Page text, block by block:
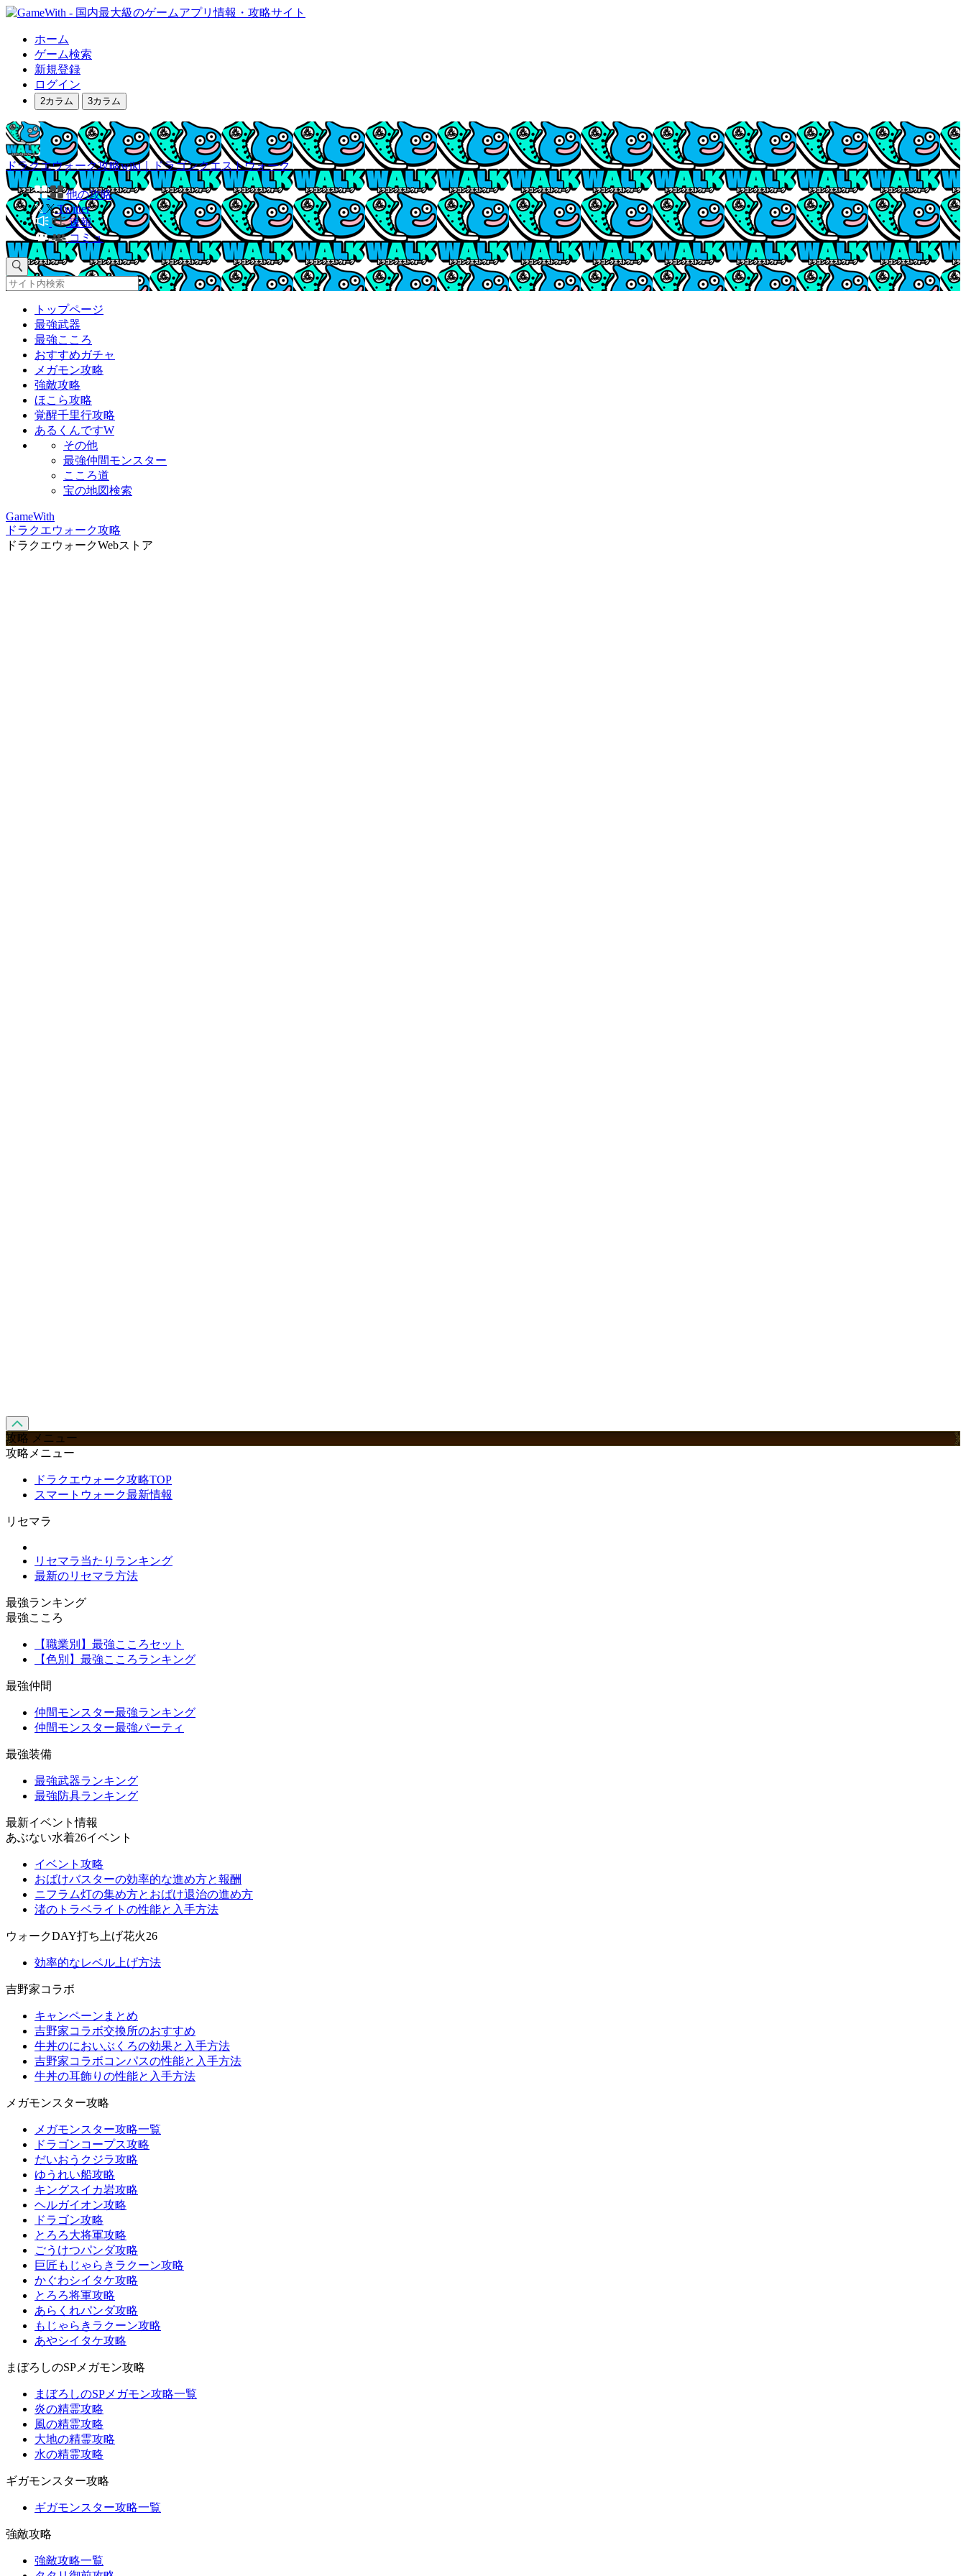
ホーム
ゲーム検索
新規登録
ログイン
2カラム 3カラム
ドラクエウォーク攻略wiki｜ドラゴンクエストウォーク
他の攻略
Twitter
速報
コミュ
トップページ
最強武器
最強こころ
おすすめガチャ
メガモン攻略
強敵攻略
ほこら攻略
覚醒千里行攻略
あるくんですW
その他
最強仲間モンスター
こころ道
宝の地図検索
GameWith
ドラクエウォーク攻略
ドラクエウォークWebストア
攻略 メニュー
攻略メニュー
ドラクエウォーク攻略TOP
スマートウォーク最新情報
リセマラ
リセマラ当たりランキング
最新のリセマラ方法
最強ランキング
最強こころ
【職業別】最強こころセット
【色別】最強こころランキング
最強仲間
仲間モンスター最強ランキング
仲間モンスター最強パーティ
最強装備
最強武器ランキング
最強防具ランキング
最新イベント情報
あぶない水着26イベント
イベント攻略
おばけバスターの効率的な進め方と報酬
ニフラム灯の集め方とおばけ退治の進め方
渚のトラベライトの性能と入手方法
ウォークDAY打ち上げ花火26
効率的なレベル上げ方法
吉野家コラボ
キャンペーンまとめ
吉野家コラボ交換所のおすすめ
牛丼のにおいぶくろの効果と入手方法
吉野家コラボコンパスの性能と入手方法
牛丼の耳飾りの性能と入手方法
メガモンスター攻略
メガモンスター攻略一覧
ドラゴンコープス攻略
だいおうクジラ攻略
ゆうれい船攻略
キングスイカ岩攻略
ヘルガイオン攻略
ドラゴン攻略
とろろ大将軍攻略
ごうけつパンダ攻略
巨匠もじゃらきラクーン攻略
かぐわシイタケ攻略
とろろ将軍攻略
あらくれパンダ攻略
もじゃらきラクーン攻略
あやシイタケ攻略
まぼろしのSPメガモン攻略
まぼろしのSPメガモン攻略一覧
炎の精霊攻略
風の精霊攻略
大地の精霊攻略
水の精霊攻略
ギガモンスター攻略
ギガモンスター攻略一覧
強敵攻略
強敵攻略一覧